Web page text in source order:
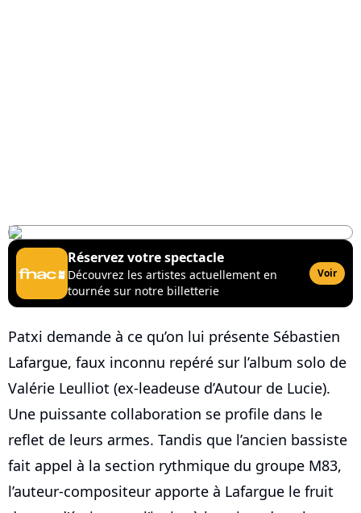
Réservez votre spectacle
Découvrez les artistes actuellement en
tournée sur notre billetterie
Voir
Patxi demande à ce qu’on lui présente Sébastien
Lafargue, faux inconnu repéré sur l’album solo de
Valérie Leulliot (ex-leadeuse d’Autour de Lucie).
Une puissante collaboration se profile dans le
reflet de leurs armes. Tandis que l’ancien bassiste
fait appel à la section rythmique du groupe M83,
l’auteur-compositeur apporte à Lafargue le fruit